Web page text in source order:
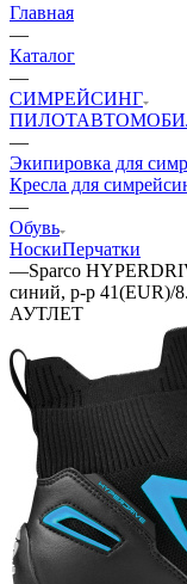
Главная
—
Каталог
—
СИМРЕЙСИНГ
ПИЛОТ
—
Экипировка для
Кресла для
—
Обувь
НоскиПерчатки
—Sparco
синий, р-р 41(EUR)/
АУТЛЕТ